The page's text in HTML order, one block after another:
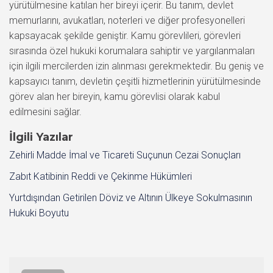
yürütülmesine katılan her bireyi içerir. Bu tanım, devlet
memurlarını, avukatları, noterleri ve diğer profesyonelleri
kapsayacak şekilde geniştir. Kamu görevlileri, görevleri
sırasında özel hukuki korumalara sahiptir ve yargılanmaları
için ilgili mercilerden izin alınması gerekmektedir. Bu geniş ve
kapsayıcı tanım, devletin çeşitli hizmetlerinin yürütülmesinde
görev alan her bireyin, kamu görevlisi olarak kabul
edilmesini sağlar.
İlgili Yazılar
Zehirli Madde İmal ve Ticareti Suçunun Cezai Sonuçları
Zabıt Katibinin Reddi ve Çekinme Hükümleri
Yurtdışından Getirilen Döviz ve Altının Ülkeye Sokulmasının
Hukuki Boyutu